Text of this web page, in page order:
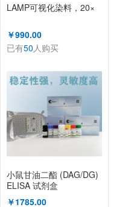
LAMP可视化染料，20×
￥990.00
已有50人购买
小鼠甘油二酯 (DAG/DG)
ELISA 试剂盒
￥1785.00